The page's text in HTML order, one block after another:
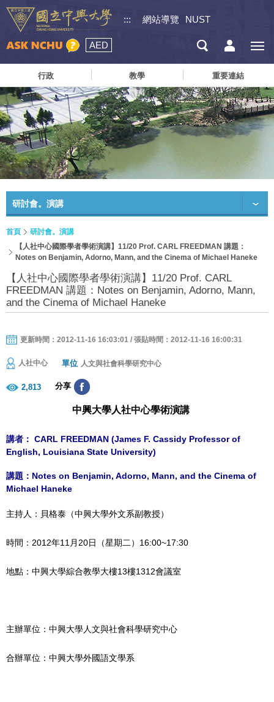
::: 網站導覽 NUST
AED
行政 教學 重要連結
研討會。演講
首頁
研討會。演講
【人社中心國際學者學術演講】11/20 Prof. CARL FREEDMAN 講題：
Notes on Benjamin, Adorno, Mann, and the Cinema of Michael Haneke
【人社中心國際學者學術演講】11/20 Prof. CARL
FREEDMAN 講題：Notes on Benjamin, Adorno, Mann,
and the Cinema of Michael Haneke
更新時間：2012-11-16 16:03:01 / 張貼時間：2012-11-16 16:00:31
人社中心 單位 人文與社會科學研究中心
2,813 分享
中興大學人社中心學術演講
講者： CARL FREEDMAN (James F. Cassidy Professor of
English, Louisiana State University)
講題： Notes on Benjamin, Adorno, Mann, and the Cinema of
Michael Haneke
主持人：貝格泰（中興大學外文系副教授）
時間：2012年11月20日（星期二）16:00~17:30
地點：中興大學綜合教學大樓13樓1312會議室
主辦單位：中興大學人文與社會科學研究中心
合辦單位：中興大學外國語文學系